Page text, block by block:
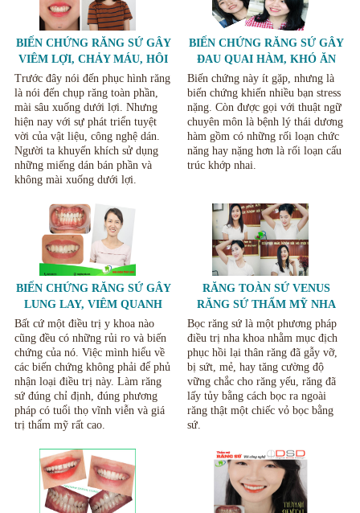
BIẾN CHỨNG RĂNG SỨ GÂY
VIÊM LỢI, CHẢY MÁU, HÔI
MIỆNG VÀ CÁCH KHẮC
PHỤC
Trước đây nói đến phục hình răng
là nói đến chụp răng toàn phần,
mài sâu xuống dưới lợi. Nhưng
hiện nay với sự phát triển tuyệt
vời của vật liệu, công nghệ dán.
Người ta khuyến khích sử dụng
những miếng dán bán phần và
không mài xuống dưới lợi.
BIẾN CHỨNG RĂNG SỨ GÂY
ĐAU QUAI HÀM, KHÓ ĂN
NHAI VÀ CÁCH KHẮC PHỤC
Biến chứng này ít gặp, nhưng là
biến chứng khiến nhiều bạn stress
nặng. Còn được gọi với thuật ngữ
chuyên môn là bệnh lý thái dương
hàm gồm có những rối loạn chức
năng hay nặng hơn là rối loạn cấu
trúc khớp nhai.
BIẾN CHỨNG RĂNG SỨ GÂY
LUNG LAY, VIÊM QUANH
RĂNG VÀ NỨT VỠ RĂNG SỨ
Bất cứ một điều trị y khoa nào
cũng đều có những rủi ro và biến
chứng của nó. Việc mình hiểu về
các biến chứng không phải để phủ
nhận loại điều trị này. Làm răng
sứ đúng chỉ định, đúng phương
pháp có tuổi thọ vĩnh viễn và giá
trị thẩm mỹ rất cao.
RĂNG TOÀN SỨ VENUS
RĂNG SỨ THẨM MỸ NHA
KHOA THÙY ANH THÁI
NGUYÊN
Bọc răng sứ là một phương pháp
điều trị nha khoa nhằm mục địch
phục hồi lại thân răng đã gẫy vỡ,
bị sứt, mẻ, hay tăng cường độ
vững chắc cho răng yếu, răng đã
lấy tủy bằng cách bọc ra ngoài
răng thật một chiếc vỏ bọc bằng
sứ.